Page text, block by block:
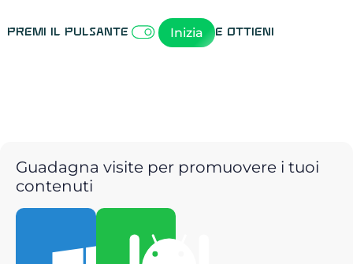
Premi il pulsante Inizia e ottieni
Guadagna visite per promuovere i tuoi
contenuti